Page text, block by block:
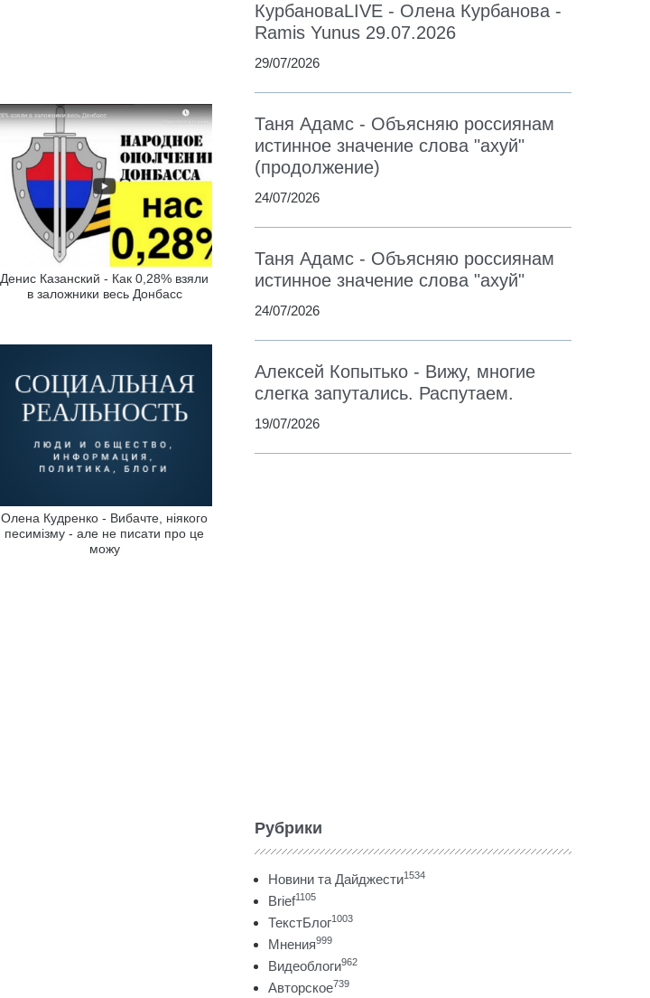
Денис Казанский - Как 0,28% взяли
в заложники весь Донбасс
Олена Кудренко - Вибачте, ніякого
песимізму - але не писати про це
можу
КурбановаLIVE - Олена Курбанова -
Ramis Yunus 29.07.2026
29/07/2026
Таня Адамс - Объясняю россиянам
истинное значение слова "ахуй"
(продолжение)
24/07/2026
Таня Адамс - Объясняю россиянам
истинное значение слова "ахуй"
24/07/2026
Алексей Копытько - Вижу, многие
слегка запутались. Распутаем.
19/07/2026
Рубрики
Новини та Дайджести1534
Brief1105
ТекстБлог1003
Мнения999
Видеоблоги962
Авторское739